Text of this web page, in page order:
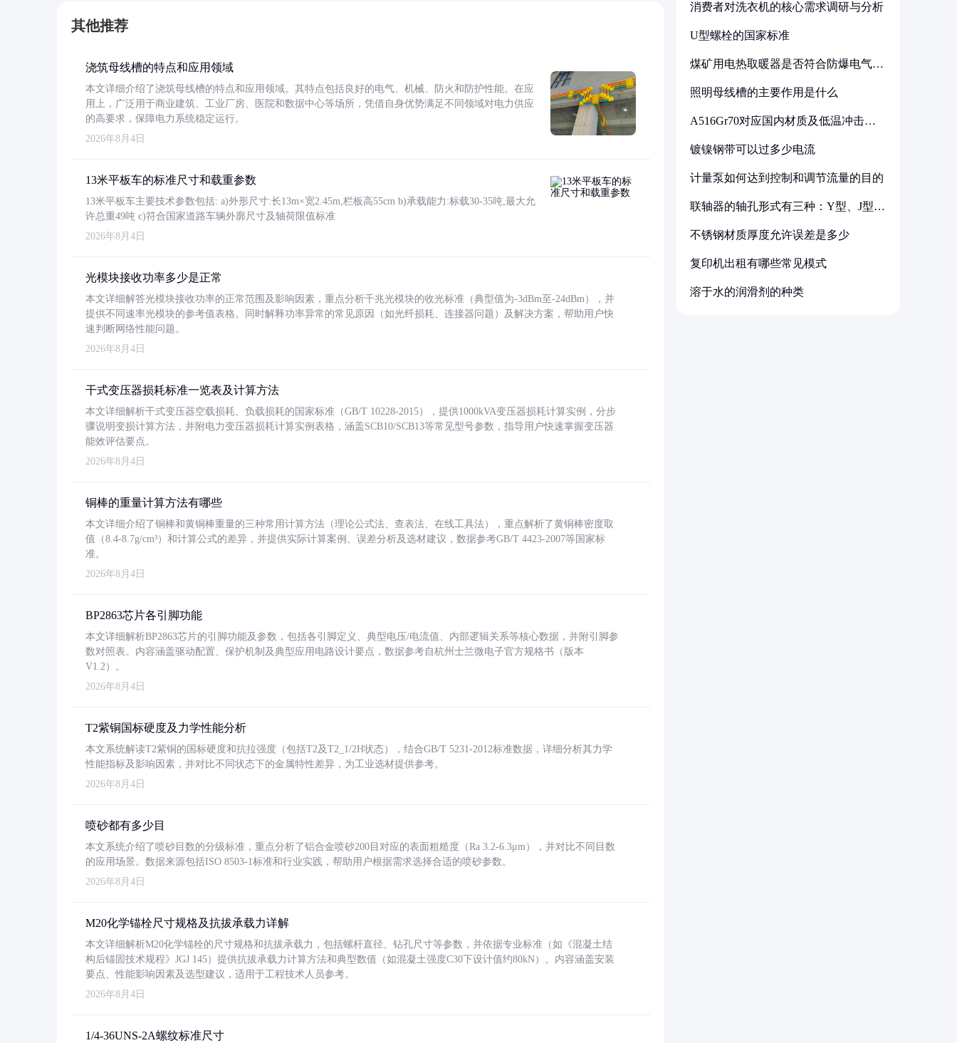
其他推荐
浇筑母线槽的特点和应用领域
本文详细介绍了浇筑母线槽的特点和应用领域。其特点包括良好的电气、机械、防火和防护性能。在应
用上，广泛用于商业建筑、工业厂房、医院和数据中心等场所，凭借自身优势满足不同领域对电力供应
的高要求，保障电力系统稳定运行。
2026年8月4日
13米平板车的标准尺寸和载重参数
13米平板车主要技术参数包括: a)外形尺寸:长13m×宽2.45m,栏板高55cm b)承载能力:标载30-35吨,最大允
许总重49吨 c)符合国家道路车辆外廓尺寸及轴荷限值标准
2026年8月4日
光模块接收功率多少是正常
本文详细解答光模块接收功率的正常范围及影响因素，重点分析千兆光模块的收光标准（典型值为-3dBm至-24dBm），并
提供不同速率光模块的参考值表格。同时解释功率异常的常见原因（如光纤损耗、连接器问题）及解决方案，帮助用户快
速判断网络性能问题。
2026年8月4日
干式变压器损耗标准一览表及计算方法
本文详细解析干式变压器空载损耗、负载损耗的国家标准（GB/T 10228-2015），提供1000kVA变压器损耗计算实例，分步
骤说明变损计算方法，并附电力变压器损耗计算实例表格，涵盖SCB10/SCB13等常见型号参数，指导用户快速掌握变压器
能效评估要点。
2026年8月4日
铜棒的重量计算方法有哪些
本文详细介绍了铜棒和黄铜棒重量的三种常用计算方法（理论公式法、查表法、在线工具法），重点解析了黄铜棒密度取
值（8.4-8.7g/cm³）和计算公式的差异，并提供实际计算案例、误差分析及选材建议，数据参考GB/T 4423-2007等国家标
准。
2026年8月4日
BP2863芯片各引脚功能
本文详细解析BP2863芯片的引脚功能及参数，包括各引脚定义、典型电压/电流值、内部逻辑关系等核心数据，并附引脚参
数对照表。内容涵盖驱动配置、保护机制及典型应用电路设计要点，数据参考自杭州士兰微电子官方规格书（版本
V1.2）。
2026年8月4日
T2紫铜国标硬度及力学性能分析
本文系统解读T2紫铜的国标硬度和抗拉强度（包括T2及T2_1/2H状态），结合GB/T 5231-2012标准数据，详细分析其力学
性能指标及影响因素，并对比不同状态下的金属特性差异，为工业选材提供参考。
2026年8月4日
喷砂都有多少目
本文系统介绍了喷砂目数的分级标准，重点分析了铝合金喷砂200目对应的表面粗糙度（Ra 3.2-6.3μm），并对比不同目数
的应用场景。数据来源包括ISO 8503-1标准和行业实践，帮助用户根据需求选择合适的喷砂参数。
2026年8月4日
M20化学锚栓尺寸规格及抗拔承载力详解
本文详细解析M20化学锚栓的尺寸规格和抗拔承载力，包括螺杆直径、钻孔尺寸等参数，并依据专业标准（如《混凝土结
构后锚固技术规程》JGJ 145）提供抗拔承载力计算方法和典型数值（如混凝土强度C30下设计值约80kN）。内容涵盖安装
要点、性能影响因素及选型建议，适用于工程技术人员参考。
2026年8月4日
1/4-36UNS-2A螺纹标准尺寸
消费者对洗衣机的核心需求调研与分析
U型螺栓的国家标准
煤矿用电热取暖器是否符合防爆电气设
照明母线槽的主要作用是什么
A516Gr70对应国内材质及低温冲击要
镀镍钢带可以过多少电流
计量泵如何达到控制和调节流量的目的
联轴器的轴孔形式有三种：Y型、J型、
不锈钢材质厚度允许误差是多少
复印机出租有哪些常见模式
溶于水的润滑剂的种类